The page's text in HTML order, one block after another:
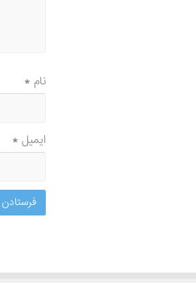
نام *
ایمیل *